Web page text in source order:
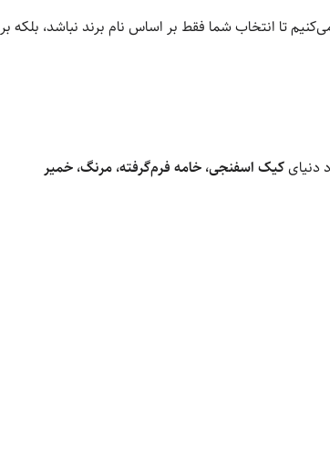
تا انتخاب شما فقط بر اساس نام برند نباشد، بلکه بر
دنیایکیک اسفنجی، خامه فرم‌گرفته، مرنگ، خمیر